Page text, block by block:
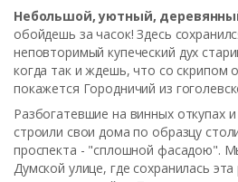
Небольшой, уютный,
обойдешь за часок! Здесь
неповторимый купеческий дух
когда так и ждешь, что со скрипом
покажется Городничий из
Разбогатевшие на винных откупах
строили свои дома по образцу
проспекта - "сплошной фасадою".
Думской улице, где сохранилась